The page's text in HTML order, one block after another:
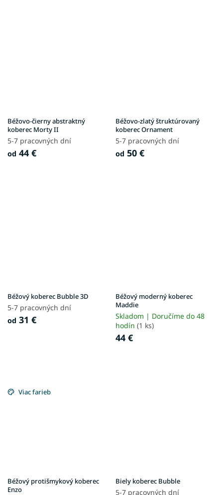
Béžovo-čierny abstraktný
koberec Morty II
5-7 pracovných dní
od 44 €
Béžovo-zlatý štruktúrovaný
koberec Ornament
5-7 pracovných dní
od 50 €
Béžový koberec Bubble 3D
5-7 pracovných dní
od 31 €
Béžový moderný koberec
Maddie
Skladom | Doručíme do 48
hodín (1 ks)
44 €
Viac farieb
Béžový protišmykový koberec
Enzo
Biely koberec Bubble
5-7 pracovných dní